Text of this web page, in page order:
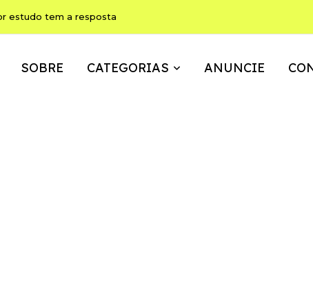
estudo tem a resposta
SOBRE CATEGORIAS ANUNCIE